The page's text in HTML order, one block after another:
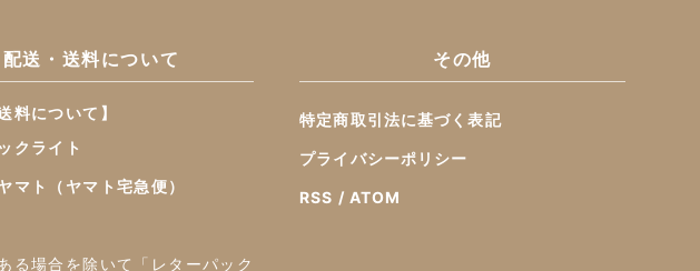
配送・送料について
料について】
クライト
マト（ヤマト宅急便）
る場合を除いて「レターパック
その他
特定商取引法に基づく表記
プライバシーポリシー
RSS / ATOM